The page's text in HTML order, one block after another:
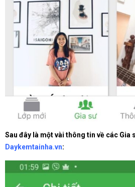
Sau đây là một vài thông tin về các Gia
Daykemtainha.vn: